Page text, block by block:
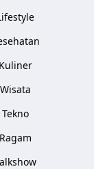
Kuliner
Wisata
Tekno
Ragam